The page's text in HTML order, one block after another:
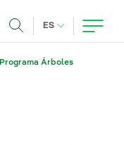
ES IDIOMA
Programa Árboles